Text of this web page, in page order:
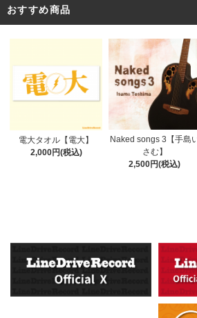
おすすめ商品
電大タオル【電大】
2,000円(税込)
Naked songs 3【手島
さむ】
2,500円(税込)